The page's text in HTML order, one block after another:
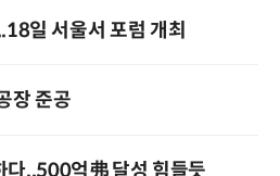
일 서울서 포럼 개최
장 준공
다..500억弗 달성 힘들듯